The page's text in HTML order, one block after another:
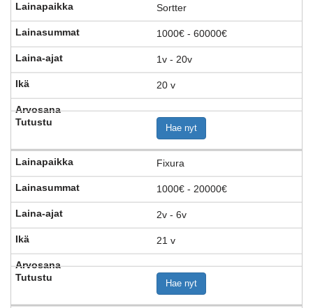
Sortter
1000€ - 60000€
1v - 20v
20 v
Hae nyt
Fixura
1000€ - 20000€
2v - 6v
21 v
Hae nyt